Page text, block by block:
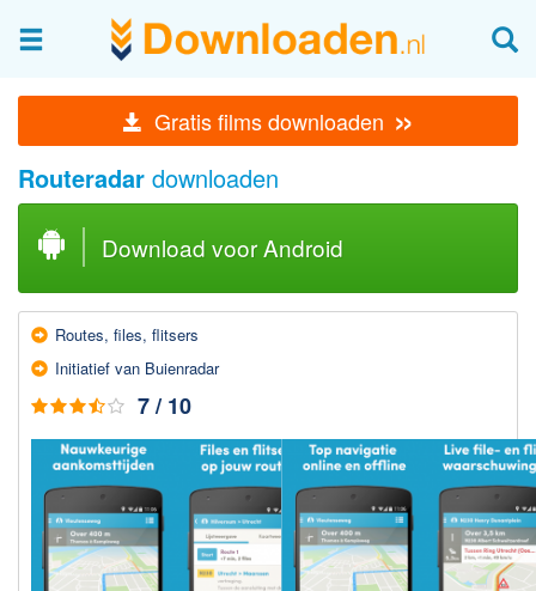
Gratis films downloaden »
Afbeeldingen & fotografie
Beheren en bekijken
Afbeelding & foto bewerken
Foto apps
Screenshots Maken
Audio & Video
Branden en Rippen
Media streamen
Mediaspeler
Opnemen Audio en Video
Video bewerken
Downloaden
Routeradar downloaden
Download voor Android
Routes, files, flitsers
Initiatief van Buien­radar
7 / 10